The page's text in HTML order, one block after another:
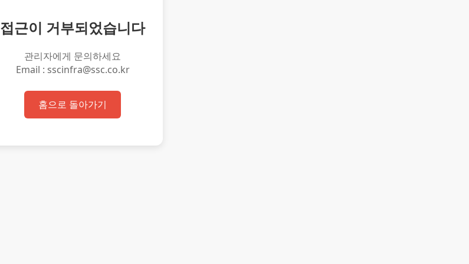
접근이 거부되었습니다
관리자에게 문의하세요
Email : sscinfra@ssc.co.kr
홈으로 돌아가기